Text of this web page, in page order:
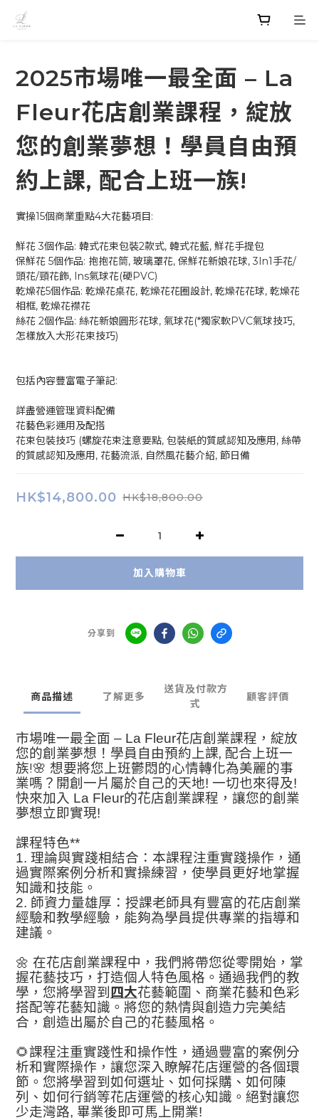
2025市場唯一最全面 – La
Fleur花店創業課程，綻放
您的創業夢想！學員自由預
約上課, 配合上班一族!
實操15個商業重點4大花藝項目:
鮮花 3個作品: 韓式花束包裝2款式, 韓式花藍, 鮮花手提包
保鮮花 5個作品: 抱抱花筒, 玻璃罩花, 保鮮花新娘花球, 3In1手花/
頭花/頸花飾, Ins氣球花(硬PVC)
乾燥花5個作品: 乾燥花桌花, 乾燥花花圈設計, 乾燥花花球, 乾燥花
相框, 乾燥花襟花
絲花 2個作品: 絲花新娘圓形花球, 氣球花(*獨家軟PVC氣球技巧,
怎樣放入大形花束技巧)
包括內容豐富電子筆記:
詳盡營運管理資料配備
花藝色彩運用及配搭
花束包裝技巧 (螺旋花束注意要點, 包裝紙的質感認知及應用, 絲帶
的質感認知及應用, 花藝流派, 自然風花藝介紹, 節日備
HK$14,800.00 HK$18,800.00
加入購物車
分享到
商品描述 了解更多
送貨及付款方
式
顧客評價
市場唯一最全面 – La Fleur花店創業課程，綻放
您的創業夢想！學員自由預約上課, 配合上班一
族!🌸 想要將您上班鬱悶的心情轉化為美麗的事
業嗎？開創一片屬於自己的天地! 一切也來得及!
快來加入 La Fleur的花店創業課程，讓您的創業
夢想立即實現!
課程特色**
1. 理論與實踐相結合：本課程注重實踐操作，通
過實際案例分析和實操練習，使學員更好地掌握
知識和技能。
2. 師資力量雄厚：授課老師具有豐富的花店創業
經驗和教學經驗，能夠為學員提供專業的指導和
建議。
🌼 在花店創業課程中，我們將帶您從零開始，掌
握花藝技巧，打造個人特色風格。通過我們的教
學，您將學習到 四大花藝範圍、商業花藝和色彩
搭配等花藝知識。將您的熱情與創造力完美結
合，創造出屬於自己的花藝風格。
🌻課程注重實踐性和操作性，通過豐富的案例分
析和實際操作，讓您深入瞭解花店運營的各個環
節。您將學習到如何選址、如何採購、如何陳
列、如何行銷等花店運營的核心知識。絕對讓您
少走灣路, 畢業後即可馬上開業!